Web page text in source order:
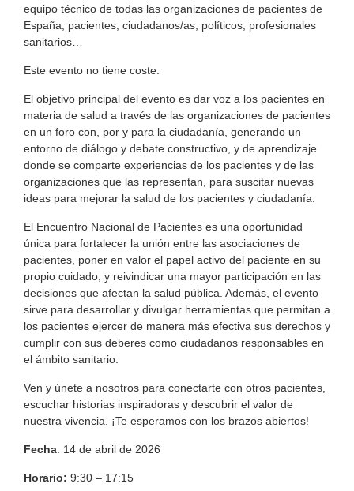
equipo técnico de todas las organizaciones de pacientes de
España, pacientes, ciudadanos/as, políticos, profesionales
sanitarios…
Este evento no tiene coste.
El objetivo principal del evento es dar voz a los pacientes en
materia de salud a través de las organizaciones de pacientes
en un foro con, por y para la ciudadanía, generando un
entorno de diálogo y debate constructivo, y de aprendizaje
donde se comparte experiencias de los pacientes y de las
organizaciones que las representan, para suscitar nuevas
ideas para mejorar la salud de los pacientes y ciudadanía.
El Encuentro Nacional de Pacientes es una oportunidad
única para fortalecer la unión entre las asociaciones de
pacientes, poner en valor el papel activo del paciente en su
propio cuidado, y reivindicar una mayor participación en las
decisiones que afectan la salud pública. Además, el evento
sirve para desarrollar y divulgar herramientas que permitan a
los pacientes ejercer de manera más efectiva sus derechos y
cumplir con sus deberes como ciudadanos responsables en
el ámbito sanitario.
Ven y únete a nosotros para conectarte con otros pacientes,
escuchar historias inspiradoras y descubrir el valor de
nuestra vivencia. ¡Te esperamos con los brazos abiertos!
Fecha: 14 de abril de 2026
Horario: 9:30 – 17:15